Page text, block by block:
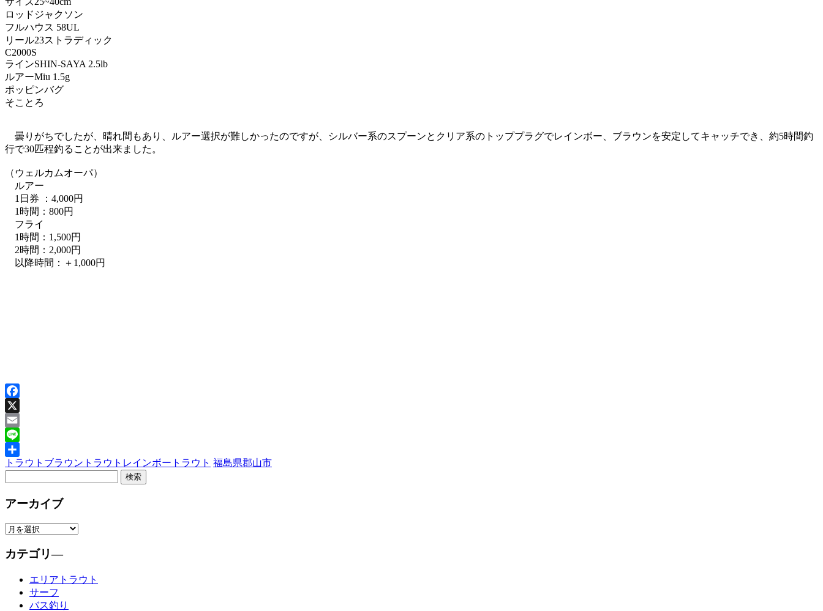
ロッド ジャクソン
フルハウス 58UL
リール23ストラディック
C2000S
ラインSHIN-SAYA 2.5lb
ルアーMiu 1.5g
ポッピンバグ
そことろ
曇りがちでしたが、晴れ間もあり、ルアー選択が難しかったのですが、シルバー系のスプーンとクリア系のトッププラグでレインボー、ブラウンを安定してキャッチでき、約5時間釣
行で30匹程釣ることが出来ました。
（ウェルカムオーパ）
ルアー
1日券 ：4,000円
1時間：800円
フライ
1時間：1,500円
2時間：2,000円
以降時間：＋1,000円
Facebook
X
Email
Line
共
トラウト ブラウントラウト レインボートラウト 福島県郡山市
アーカイブ
カテゴリ―
エリアトラウト
サーフ
バス釣り